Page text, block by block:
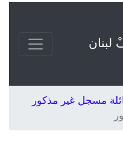
لبنان
مسجل غير مذكور